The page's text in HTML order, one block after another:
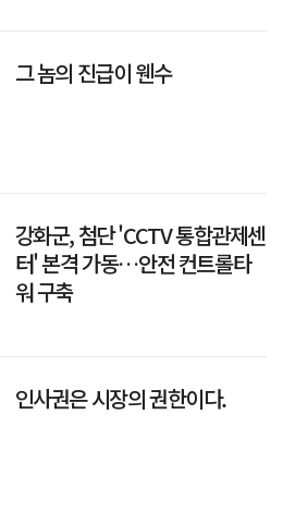
그 놈의 진급이 웬수
강화군, 첨단 'CCTV 통합관제센
터' 본격 가동…안전 컨트롤타
워 구축
인사권은 시장의 권한이다.